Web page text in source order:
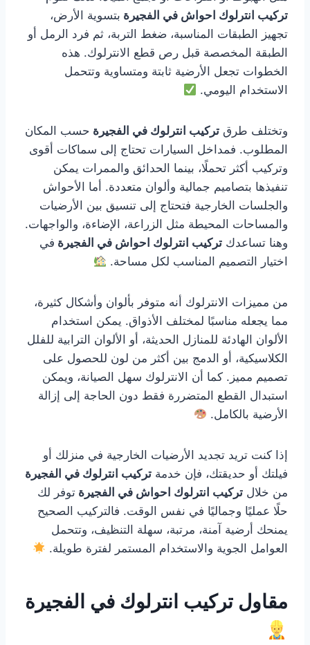
تركيب انترلوك احواش في الفجيرة بتسوية الأرض،
تجهيز الطبقات المناسبة، ضغط التربة، ثم فرد الرمل أو
الطبقة المخصصة قبل رص قطع الانترلوك. هذه
الخطوات تجعل الأرضية ثابتة ومتساوية وتتحمل
الاستخدام اليومي.
وتختلف طرق تركيب انترلوك في الفجيرة حسب المكان
المطلوب. فمداخل السيارات تحتاج إلى سماكات أقوى
وتركيب أكثر تحملًا، بينما الحدائق والممرات يمكن
تنفيذها بتصاميم جمالية وألوان متعددة. أما الأحواش
والجلسات الخارجية فتحتاج إلى تنسيق بين الأرضيات
والمساحات المحيطة مثل الزراعة، الإضاءة، والواجهات.
وهنا تساعدك تركيب انترلوك احواش في الفجيرة في
اختيار التصميم المناسب لكل مساحة.
من مميزات الانترلوك أنه متوفر بألوان وأشكال كثيرة،
مما يجعله مناسبًا لمختلف الأذواق. يمكن استخدام
الألوان الهادئة للمنازل الحديثة، أو الألوان الترابية للفلل
الكلاسيكية، أو الدمج بين أكثر من لون للحصول على
تصميم مميز. كما أن الانترلوك سهل الصيانة، ويمكن
استبدال القطع المتضررة فقط دون الحاجة إلى إزالة
الأرضية بالكامل.
إذا كنت تريد تجديد الأرضيات الخارجية في منزلك أو
فيلتك أو حديقتك، فإن خدمة تركيب انترلوك في الفجيرة
من خلال تركيب انترلوك احواش في الفجيرة توفر لك
حلًا عمليًا وجماليًا في نفس الوقت. فالتركيب الصحيح
يمنحك أرضية آمنة، مرتبة، سهلة التنظيف، وتتحمل
العوامل الجوية والاستخدام المستمر لفترة طويلة.
مقاول تركيب انترلوك في الفجيرة